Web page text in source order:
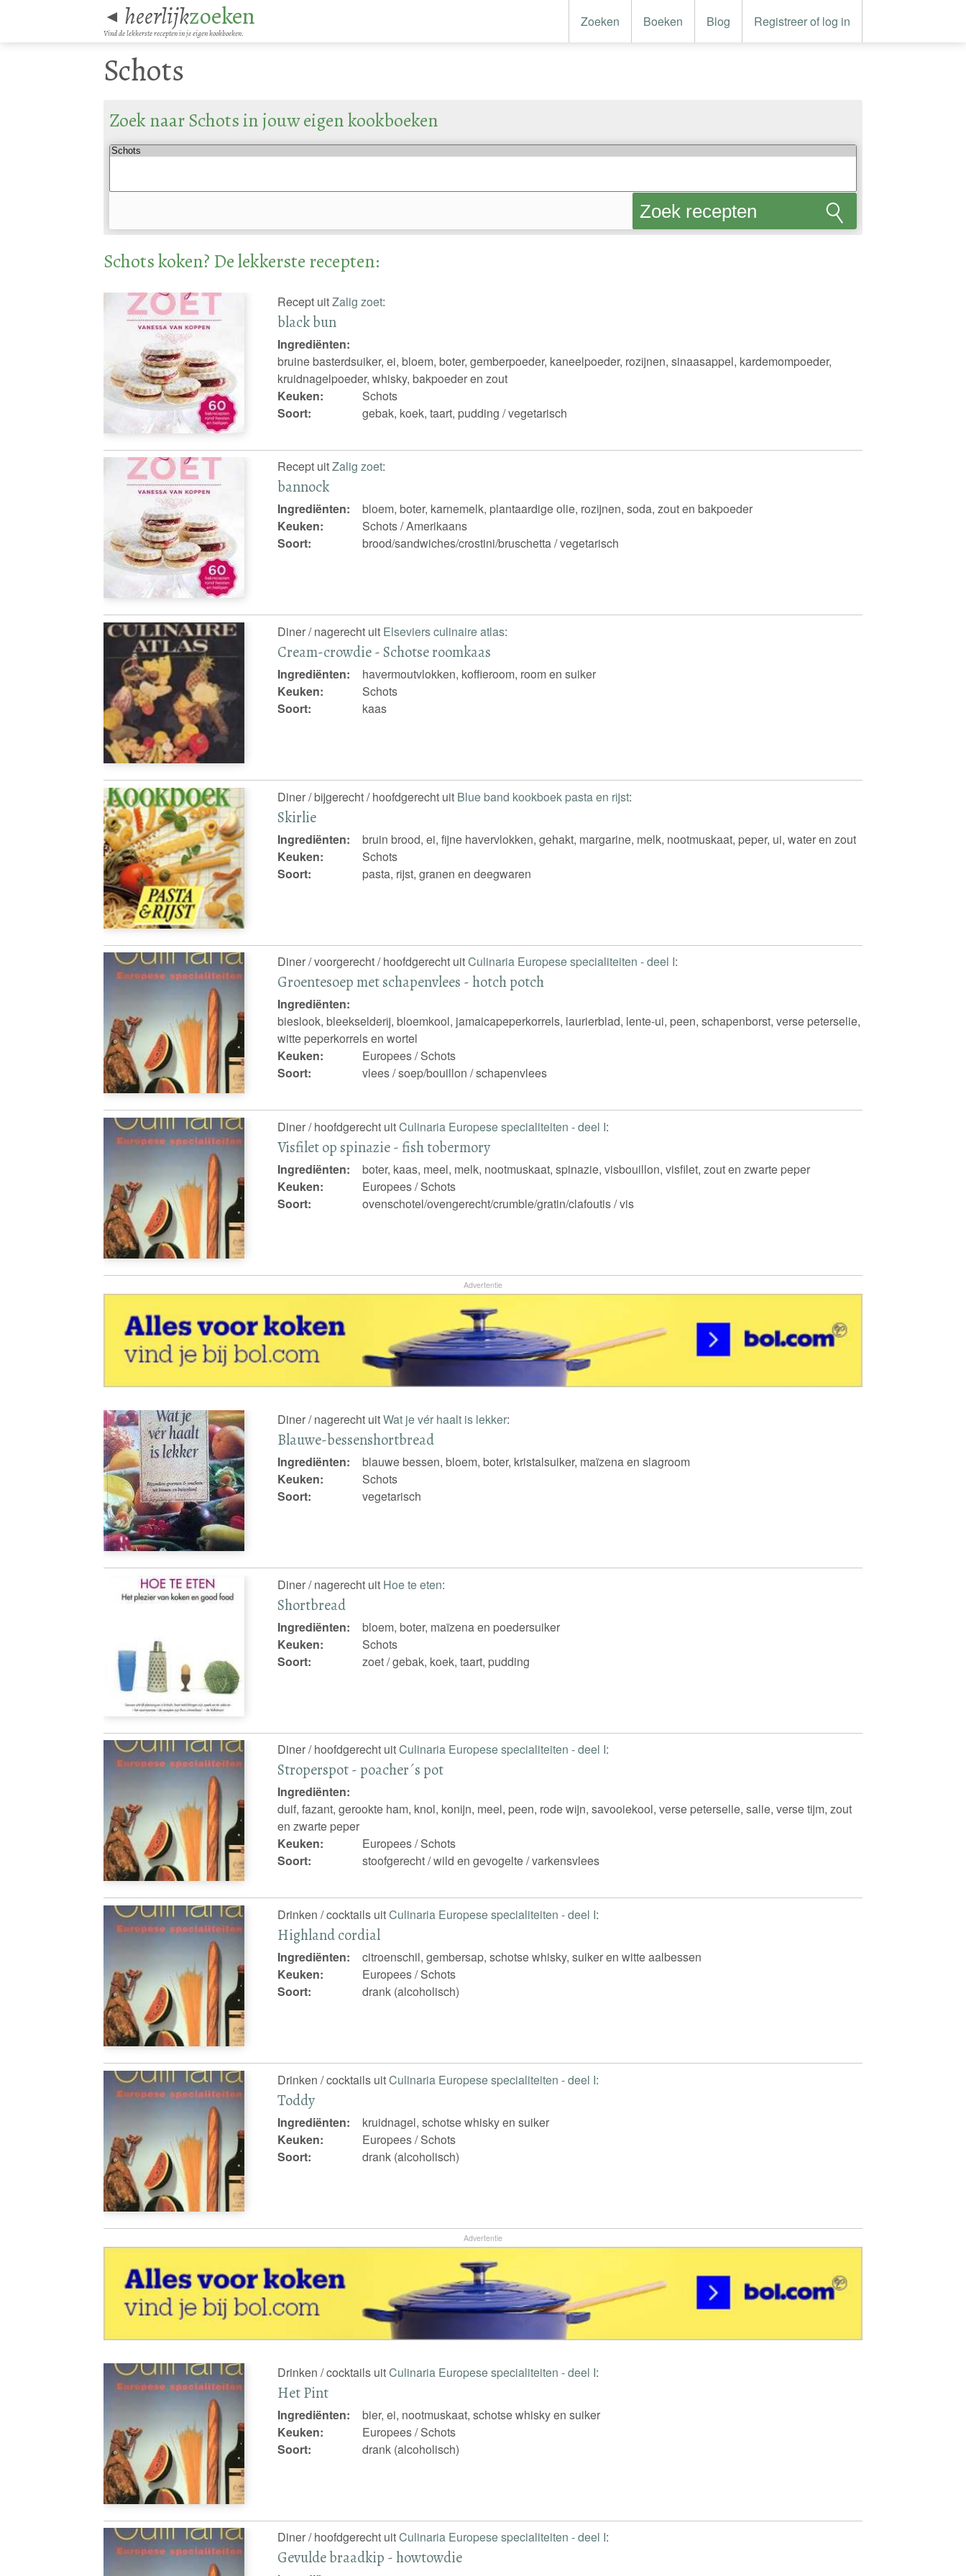
◄ heerlijkzoeken
Vind de lekkerste recepten in je eigen kookboeken.
Zoeken Boeken Blog Registreer of log in
Schots
Zoek naar Schots in jouw eigen kookboeken
Zoek recepten
Schots koken? De lekkerste recepten:
Recept uitZalig zoet:
black bun
Ingrediënten:
bruine basterdsuiker, ei, bloem, boter, gemberpoeder, kaneelpoeder, rozijnen, sinaasappel, kardemompoeder,
kruidnagelpoeder, whisky, bakpoeder en zout
Keuken:
Schots
Soort:
gebak, koek, taart, pudding / vegetarisch
Recept uitZalig zoet:
bannock
Ingrediënten:
bloem, boter, karnemelk, plantaardige olie, rozijnen, soda, zout en bakpoeder
Keuken:
Schots / Amerikaans
Soort:
brood/sandwiches/crostini/bruschetta / vegetarisch
Diner / nagerecht uit Elseviers culinaire atlas:
Cream-crowdie - Schotse roomkaas
Ingrediënten:
havermoutvlokken, koffieroom, room en suiker
Keuken:
Schots
Soort:
kaas
Diner / bijgerecht / hoofdgerecht uit Blue band kookboek pasta en rijst:
Skirlie
Ingrediënten:
bruin brood, ei, fijne havervlokken, gehakt, margarine, melk, nootmuskaat, peper, ui, water en zout
Keuken:
Schots
Soort:
pasta, rijst, granen en deegwaren
Diner / voorgerecht / hoofdgerecht uitCulinaria Europese specialiteiten - deel I:
Groentesoep met schapenvlees - hotch potch
Ingrediënten:
bieslook, bleekselderij, bloemkool, jamaicapeperkorrels, laurierblad, lente-ui, peen, schapenborst, verse peterselie,
witte peperkorrels en wortel
Keuken:
Europees / Schots
Soort:
vlees / soep/bouillon / schapenvlees
Diner / hoofdgerecht uitCulinaria Europese specialiteiten - deel I:
Visfilet op spinazie - fish tobermory
Ingrediënten:
boter, kaas, meel, melk, nootmuskaat, spinazie, visbouillon, visfilet, zout en zwarte peper
Keuken:
Europees / Schots
Soort:
ovenschotel/ovengerecht/crumble/gratin/clafoutis / vis
Advertentie
Diner / nagerecht uitWat je vér haalt is lekker:
Blauwe-bessenshortbread
Ingrediënten:
blauwe bessen, bloem, boter, kristalsuiker, maïzena en slagroom
Keuken:
Schots
Soort:
vegetarisch
Diner / nagerecht uit Hoe te eten:
Shortbread
Ingrediënten:
bloem, boter, maïzena en poedersuiker
Keuken:
Schots
Soort:
zoet / gebak, koek, taart, pudding
Diner / hoofdgerecht uitCulinaria Europese specialiteiten - deel I:
Stroperspot - poacher´s pot
Ingrediënten:
duif, fazant, gerookte ham, knol, konijn, meel, peen, rode wijn, savooiekool, verse peterselie, salie, verse tijm, zout
en zwarte peper
Keuken:
Europees / Schots
Soort:
stoofgerecht / wild en gevogelte / varkensvlees
Drinken / cocktails uitCulinaria Europese specialiteiten - deel I:
Highland cordial
Ingrediënten:
citroenschil, gembersap, schotse whisky, suiker en witte aalbessen
Keuken:
Europees / Schots
Soort:
drank (alcoholisch)
Drinken / cocktails uitCulinaria Europese specialiteiten - deel I:
Toddy
Ingrediënten:
kruidnagel, schotse whisky en suiker
Keuken:
Europees / Schots
Soort:
drank (alcoholisch)
Advertentie
Drinken / cocktails uitCulinaria Europese specialiteiten - deel I:
Het Pint
Ingrediënten:
bier, ei, nootmuskaat, schotse whisky en suiker
Keuken:
Europees / Schots
Soort:
drank (alcoholisch)
Diner / hoofdgerecht uitCulinaria Europese specialiteiten - deel I:
Gevulde braadkip - howtowdie